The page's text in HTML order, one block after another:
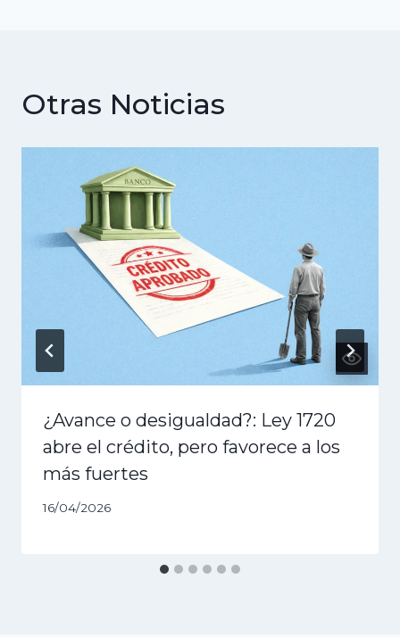
Otras Noticias
¿Avance o desigualdad?: Ley 1720
abre el crédito, pero favorece a los
más fuertes
16/04/2026